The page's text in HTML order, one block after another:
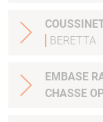
BERETTA
EMBASE
CHASSE